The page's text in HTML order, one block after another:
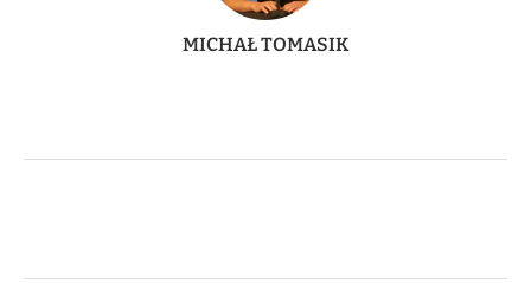
MICHAŁ TOMASIK